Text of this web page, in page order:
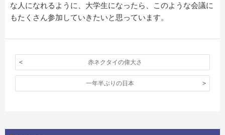
な人になれるように、大学生になったら、このような会議に
もたくさん参加していきたいと思っています。
赤ネクタイの偉大さ
一年半ぶりの日本